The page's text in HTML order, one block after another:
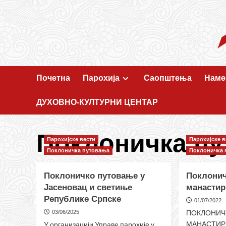
Почетна Парохија Саопштења
ДУХОВНО-КУЛТУРНИ ЦЕНТАР
Поклоничка
Парохијске вести
Поклоничка путовања
Поклоничко путовање у
Јасеновац и светиње
Републике Српске
03/06/2025
Парохијске
Поклоничка
01/07/2022
МАНАСТИР